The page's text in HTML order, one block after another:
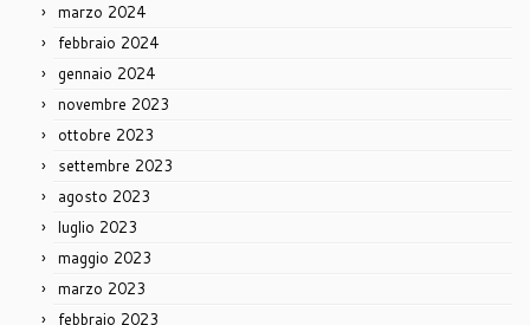
marzo 2024
febbraio 2024
gennaio 2024
novembre 2023
ottobre 2023
settembre 2023
agosto 2023
luglio 2023
maggio 2023
marzo 2023
febbraio 2023